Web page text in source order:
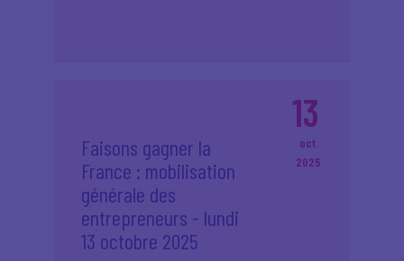
13
oct.
2025
Faisons gagner la
France : mobilisation
générale des
entrepreneurs - lundi
13 octobre 2025